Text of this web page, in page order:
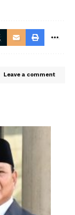
Leave a comment